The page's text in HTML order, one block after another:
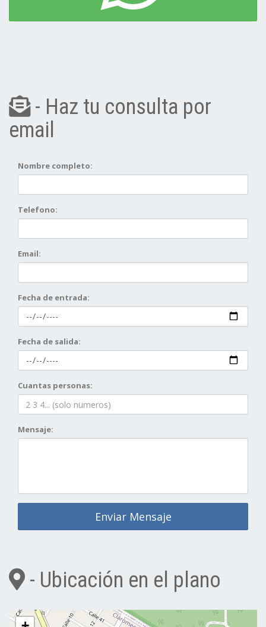
- Haz tu consulta por
email
Nombre completo:
Telefono:
Email:
Fecha de entrada:
Fecha de salida:
Cuantas personas:
Mensaje:
Enviar Mensaje
- Ubicación en el plano